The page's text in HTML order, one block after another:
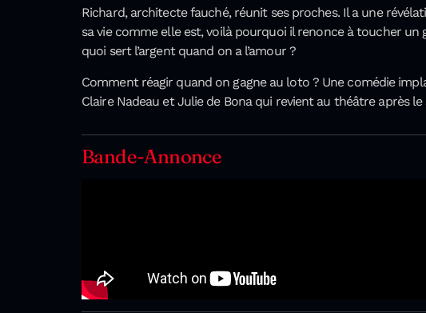
Richard, architecte fauché, réunit ses proches. Il a une
sa vie comme elle est, voilà pourquoi il renonce à toucher un
quoi sert l’argent quand on a l’amour ?
Comment réagir quand on gagne au loto ? Une comédie
Claire Nadeau et Julie de Bona qui revient au théâtre après le
Bande-Annonce